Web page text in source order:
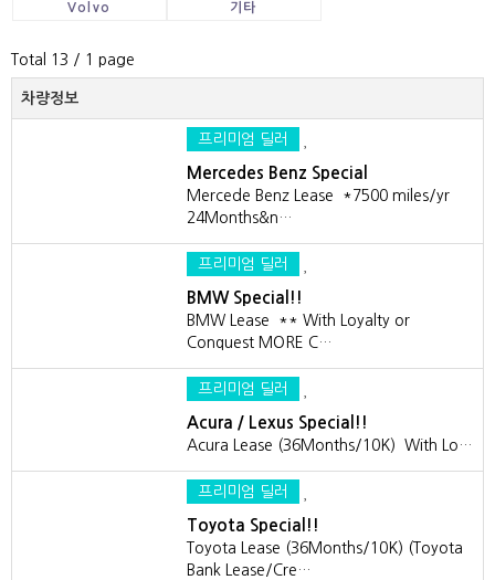
Volvo
기타
Total 13 / 1 page
차량정보
프리미엄 딜러
Mercedes Benz Special
Mercede Benz Lease *7500 miles/yr
24Months&n…
프리미엄 딜러
BMW Special!!
BMW Lease ** With Loyalty or
Conquest MORE C…
프리미엄 딜러
Acura / Lexus Special!!
Acura Lease (36Months/10K) With Lo…
프리미엄 딜러
Toyota Special!!
Toyota Lease (36Months/10K) (Toyota
Bank Lease/Cre…